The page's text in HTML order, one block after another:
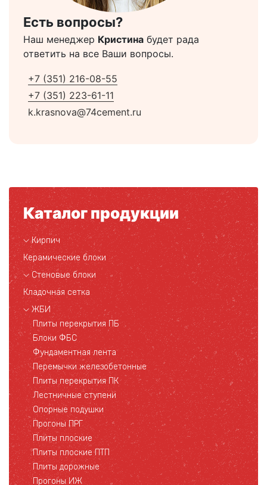
Есть вопросы?
Наш менеджер Кристина будет рада
ответить на все Ваши вопросы.
+7 (351) 216-08-55
+7 (351) 223-61-11
k.krasnova@74cement.ru
Каталог продукции
Кирпич
Керамические блоки
Стеновые блоки
Кладочная сетка
ЖБИ
Плиты перекрытия ПБ
Блоки ФБС
Фундаментная лента
Перемычки железобетонные
Плиты перекрытия ПК
Лестничные ступени
Опорные подушки
Прогоны ПРГ
Плиты плоские
Плиты плоские ПТП
Плиты дорожные
Прогоны ИЖ